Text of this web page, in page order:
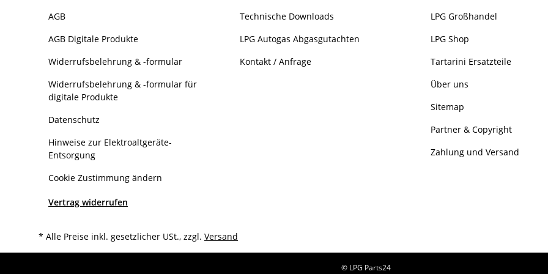
AGB
AGB Digitale Produkte
Widerrufsbelehrung & -formular
Widerrufsbelehrung & -formular für
digitale Produkte
Datenschutz
Hinweise zur Elektroaltgeräte-
Entsorgung
Cookie Zustimmung ändern
Vertrag widerrufen
Technische Downloads
LPG Autogas Abgasgutachten
Kontakt / Anfrage
LPG Großhandel
LPG Shop
Tartarini Ersatzteile
Über uns
Sitemap
Partner & Copyright
Zahlung und Versand
* Alle Preise inkl. gesetzlicher USt., zzgl. Versand
© LPG Parts24